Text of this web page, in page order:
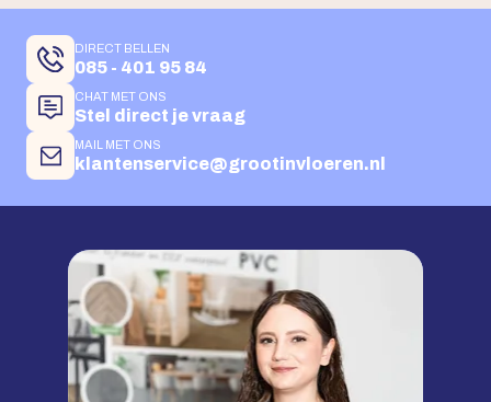
DIRECT BELLEN
085 - 401 95 84
CHAT MET ONS
Stel direct je vraag
MAIL MET ONS
klantenservice@grootinvloeren.nl